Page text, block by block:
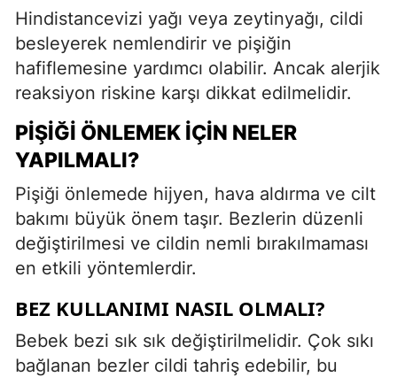
Hindistancevizi yağı veya zeytinyağı, cildi
besleyerek nemlendirir ve pişiğin
hafiflemesine yardımcı olabilir. Ancak alerjik
reaksiyon riskine karşı dikkat edilmelidir.
PIŞIĞI ÖNLEMEK İÇIN NELER
YAPILMALI?
Pişiği önlemede hijyen, hava aldırma ve cilt
bakımı büyük önem taşır. Bezlerin düzenli
değiştirilmesi ve cildin nemli bırakılmaması
en etkili yöntemlerdir.
BEZ KULLANIMI NASIL OLMALI?
Bebek bezi sık sık değiştirilmelidir. Çok sıkı
bağlanan bezler cildi tahriş edebilir, bu